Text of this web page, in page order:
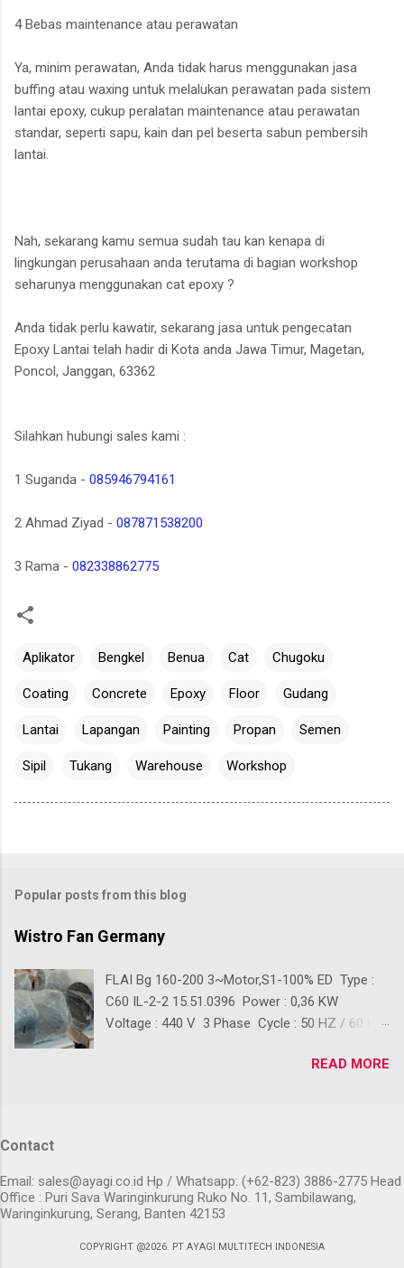
4 Bebas maintenance atau perawatan
Ya, minim perawatan, Anda tidak harus menggunakan jasa
buffing atau waxing untuk melalukan perawatan pada sistem
lantai epoxy, cukup peralatan maintenance atau perawatan
standar, seperti sapu, kain dan pel beserta sabun pembersih
lantai.
Nah, sekarang kamu semua sudah tau kan kenapa di
lingkungan perusahaan anda terutama di bagian workshop
seharunya menggunakan cat epoxy ?
Anda tidak perlu kawatir, sekarang jasa untuk pengecatan
Epoxy Lantai telah hadir di Kota anda Jawa Timur, Magetan,
Poncol, Janggan, 63362
Silahkan hubungi sales kami :
1 Suganda - 085946794161
2 Ahmad Ziyad - 087871538200
3 Rama - 082338862775
Aplikator Bengkel Benua Cat Chugoku
Coating Concrete Epoxy Floor Gudang
Lantai Lapangan Painting Propan Semen
Sipil Tukang Warehouse Workshop
Popular posts from this blog
Wistro Fan Germany
FLAI Bg 160-200 3~Motor,S1-100% ED Type :
C60 IL-2-2 15.51.0396 Power : 0,36 KW
Voltage : 440 V 3 Phase Cycle : 50 HZ / 60 HZ
+/- 390 mm Back Diameter : +/- 280 mm
Blower Conveyor, Dan lain-lain Klik 👇 Untuk
Pembelian PURCHASE ORDER
READ MORE
Contact
Email: sales@ayagi.co.id Hp / Whatsapp: (+62-823) 3886-2775 Head
Office : Puri Sava Waringinkurung Ruko No. 11, Sambilawang,
Waringinkurung, Serang, Banten 42153
COPYRIGHT @2026. PT AYAGI MULTITECH INDONESIA